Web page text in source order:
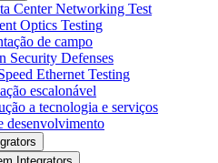
Center Networking Test
Optics Testing
de campo
Security Defenses
Ethernet Testing
escalonável
a tecnologia e serviços
desenvolvimento